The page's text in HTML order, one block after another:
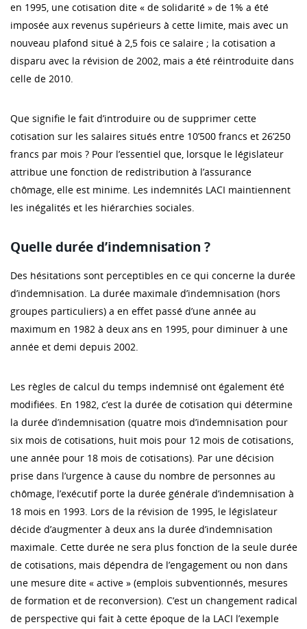
en 1995, une cotisation dite « de solidarité » de 1% a été
imposée aux revenus supérieurs à cette limite, mais avec un
nouveau plafond situé à 2,5 fois ce salaire ; la cotisation a
disparu avec la révision de 2002, mais a été réintroduite dans
celle de 2010.
Que signifie le fait d’introduire ou de supprimer cette
cotisation sur les salaires situés entre 10’500 francs et 26’250
francs par mois ? Pour l’essentiel que, lorsque le législateur
attribue une fonction de redistribution à l’assurance
chômage, elle est minime. Les indemnités LACI maintiennent
les inégalités et les hiérarchies sociales.
Quelle durée d’indemnisation ?
Des hésitations sont perceptibles en ce qui concerne la durée
d’indemnisation. La durée maximale d’indemnisation (hors
groupes particuliers) a en effet passé d’une année au
maximum en 1982 à deux ans en 1995, pour diminuer à une
année et demi depuis 2002.
Les règles de calcul du temps indemnisé ont également été
modifiées. En 1982, c’est la durée de cotisation qui détermine
la durée d’indemnisation (quatre mois d’indemnisation pour
six mois de cotisations, huit mois pour 12 mois de cotisations,
une année pour 18 mois de cotisations). Par une décision
prise dans l’urgence à cause du nombre de personnes au
chômage, l’exécutif porte la durée générale d’indemnisation à
18 mois en 1993. Lors de la révision de 1995, le législateur
décide d’augmenter à deux ans la durée d’indemnisation
maximale. Cette durée ne sera plus fonction de la seule durée
de cotisations, mais dépendra de l’engagement ou non dans
une mesure dite « active » (emplois subventionnés, mesures
de formation et de reconversion). C’est un changement radical
de perspective qui fait à cette époque de la LACI l’exemple